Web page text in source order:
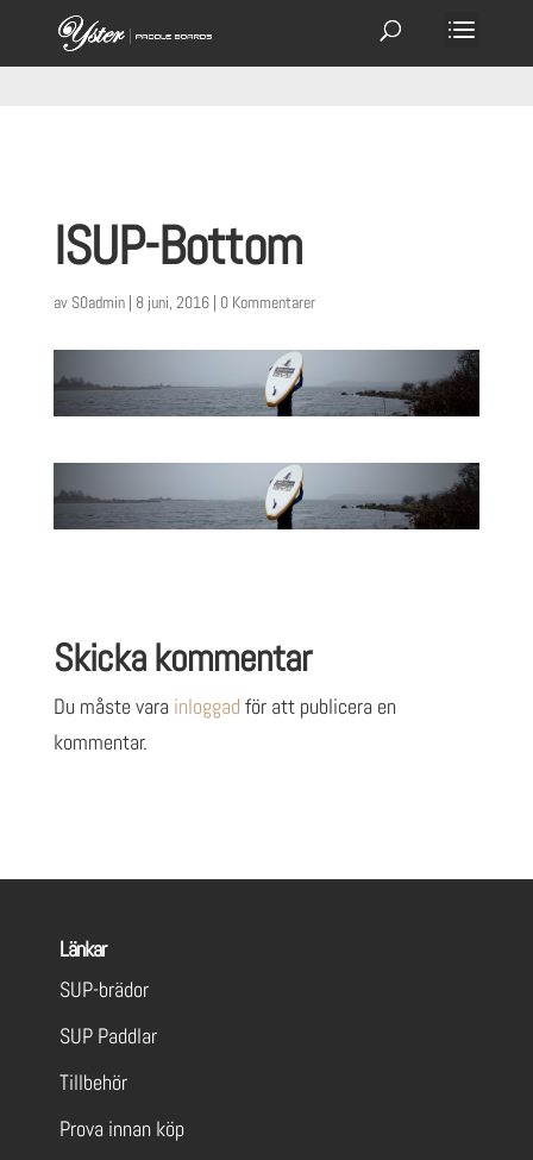
ISUP-Bottom
av S0admin| 8 juni, 2016| 0 Kommentarer
Skicka kommentar
Du måste vara inloggad för att publicera en
kommentar.
Länkar
SUP-brädor
SUP Paddlar
Tillbehör
Prova innan köp